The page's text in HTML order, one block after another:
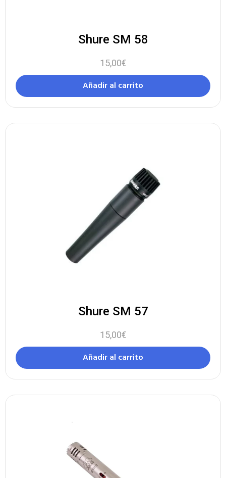
Shure SM 58
15,00€
Añadir al carrito
Shure SM 57
15,00€
Añadir al carrito